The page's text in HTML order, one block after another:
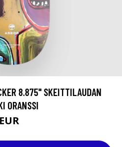
8.875" SKEITTILAUDAN
ORANSSI